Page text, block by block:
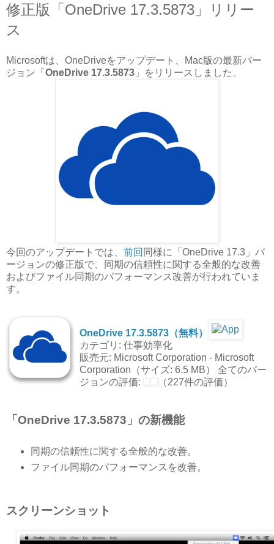
修正版「OneDrive 17.3.5873」リリー
ス
Microsoftは、OneDriveをアップデート、Mac版の最新バー
ジョン「 OneDrive 17.3.5873 」をリリースしました。
今回のアップデートでは、 前回 同様に「OneDrive 17.3」バ
ージョンの修正版で、同期の信頼性に関する全般的な改善
およびファイル同期のパフォーマンス改善が行われていま
す。
OneDrive 17.3.5873（無料）
カテゴリ: 仕事効率化
販売元: Microsoft Corporation - Microsoft
Corporation（サイズ: 6.5 MB） 全てのバー
ジョンの評価:
（227件の評価）
「OneDrive 17.3.5873」の新機能
同期の信頼性に関する全般的な改善。
ファイル同期のパフォーマンスを改善。
スクリーンショット